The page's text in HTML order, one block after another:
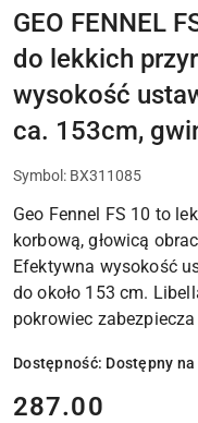
GEO FENNEL
do lekkich
wysokość
ca. 153cm,
Symbol: BX311085
Geo Fennel FS 10 to
korbową, głowicą
Efektywna wysokość
do około 153 cm.
pokrowiec
Dostępność: Dostępny
cena:
287.00